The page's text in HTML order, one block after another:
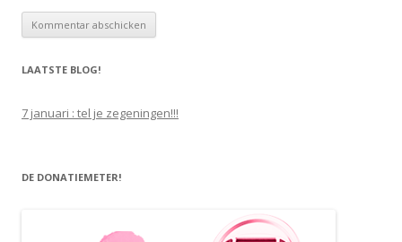
LAATSTE BLOG!
7 januari : tel je zegeningen!!!
DE DONATIEMETER!